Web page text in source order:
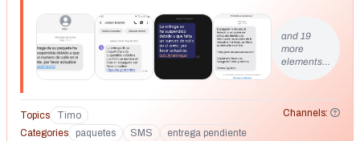
and 19
more
elements…
Topics Timo
Channels:
Categories
paquetes SMS
entrega pendiente